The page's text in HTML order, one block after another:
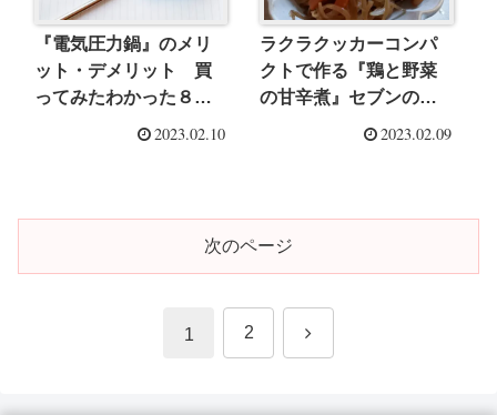
『電気圧力鍋』のメリ
ット・デメリット 買
ってみたわかった８つ
2023.02.10
ラクラクッカーコンパ
クトで作る『鶏と野菜
の甘辛煮』セブンの商
品を1品利用！で時短調
2023.02.09
次のページ
1 2 次